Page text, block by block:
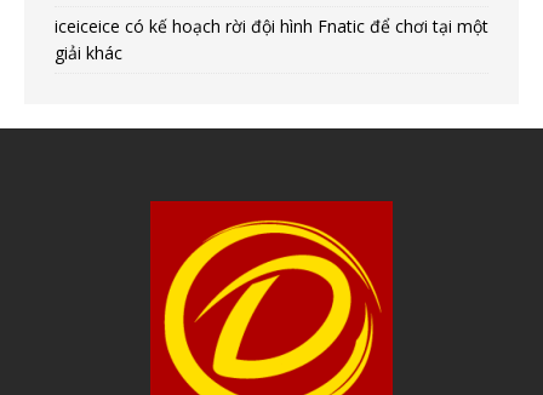
iceiceice có kế hoạch rời đội hình Fnatic để chơi tại một
giải khác